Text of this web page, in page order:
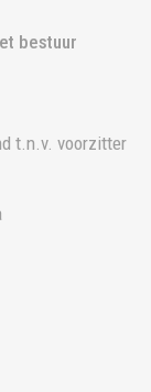
bestuur
t.n.v. voorzitter